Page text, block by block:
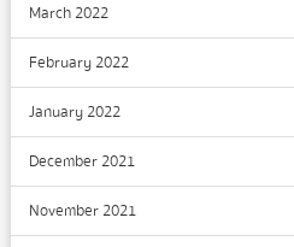
March 2022
February 2022
January 2022
December 2021
November 2021